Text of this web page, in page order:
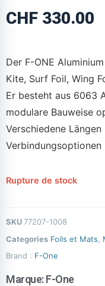
CHF 330.00
Der F-ONE
Kite, Surf Foil, Wing
Er besteht aus 6063
modulare Bauweise
Verschiedene
Verbindungsoptionen
Rupture de stock
SKU 77207-1008
Categories Foils et Mats
Brand : F-One
Marque:F-One